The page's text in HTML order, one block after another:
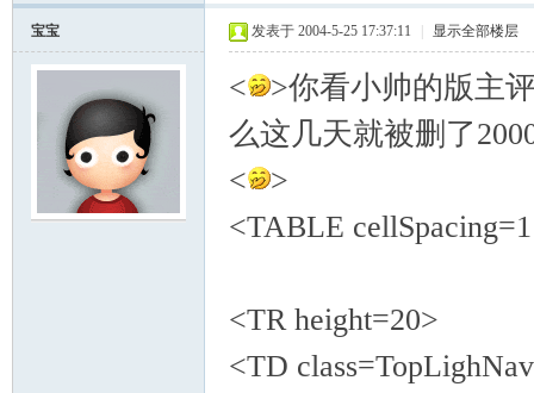
宝宝 发表于 2004-5-25 17:37:11 显示全部楼层
<
>你看小帅的版主
么这几天就被删了
<
>
<TABLE
<TR height=20>
<TD